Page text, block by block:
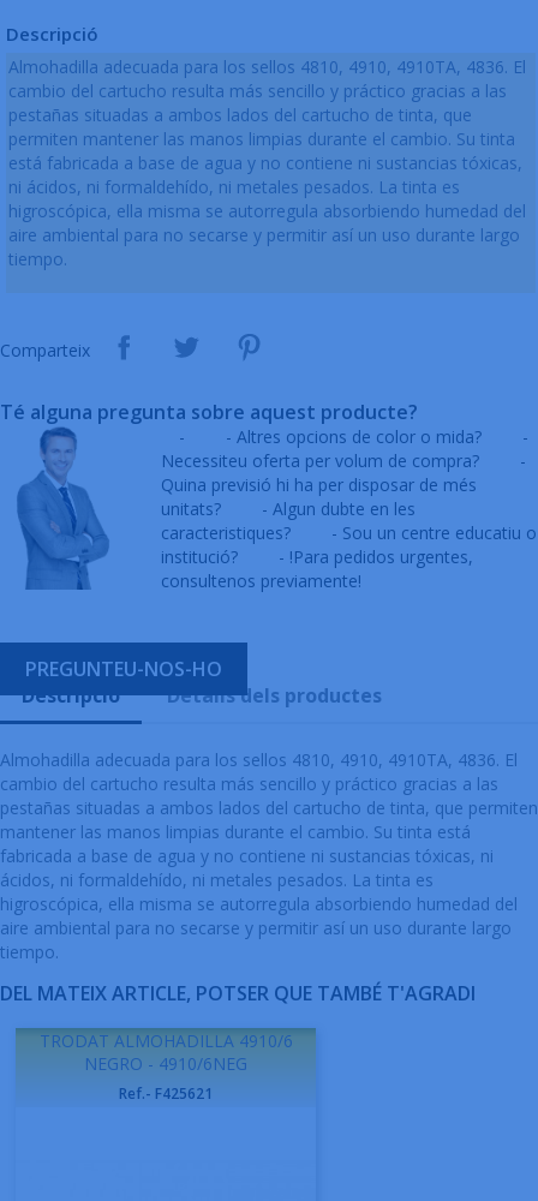
Descripció
Almohadilla adecuada para los sellos 4810, 4910, 4910TA, 4836. El
cambio del cartucho resulta más sencillo y práctico gracias a las
pestañas situadas a ambos lados del cartucho de tinta, que
permiten mantener las manos limpias durante el cambio. Su tinta
está fabricada a base de agua y no contiene ni sustancias tóxicas,
ni ácidos, ni formaldehído, ni metales pesados. La tinta es
higroscópica, ella misma se autorregula absorbiendo humedad del
aire ambiental para no secarse y permitir así un uso durante largo
tiempo.
Comparteix
Té alguna pregunta sobre aquest producte?
- - Altres opcions de color o mida?
-
Necessiteu oferta per volum de compra?
-
Quina previsió hi ha per disposar de més
unitats?
- Algun dubte en les
caracteristiques?
- Sou un centre educatiu o
institució?
- !Para pedidos urgentes,
consultenos previamente!
PREGUNTEU-NOS-HO
Descripció
Detalls dels productes
Almohadilla adecuada para los sellos 4810, 4910, 4910TA, 4836. El
cambio del cartucho resulta más sencillo y práctico gracias a las
pestañas situadas a ambos lados del cartucho de tinta, que permiten
mantener las manos limpias durante el cambio. Su tinta está
fabricada a base de agua y no contiene ni sustancias tóxicas, ni
ácidos, ni formaldehído, ni metales pesados. La tinta es
higroscópica, ella misma se autorregula absorbiendo humedad del
aire ambiental para no secarse y permitir así un uso durante largo
tiempo.
DEL MATEIX ARTICLE, POTSER QUE TAMBÉ T'AGRADI
TRODAT ALMOHADILLA 4910/6
NEGRO - 4910/6NEG
Ref.- F425621